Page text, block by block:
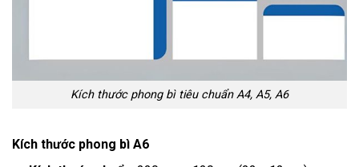
Kích thước phong bì tiêu chuẩn A4, A5, A6
Kích thước phong bì A6